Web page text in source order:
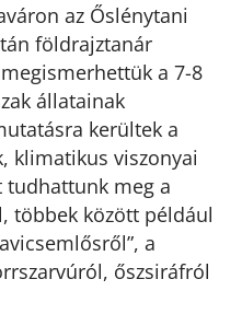
az Őslénytani
földrajztanár
a 7-8
állatainak
kerültek a
klimatikus viszonyai
tudhattunk meg a
többek között például
a
őszsiráfról